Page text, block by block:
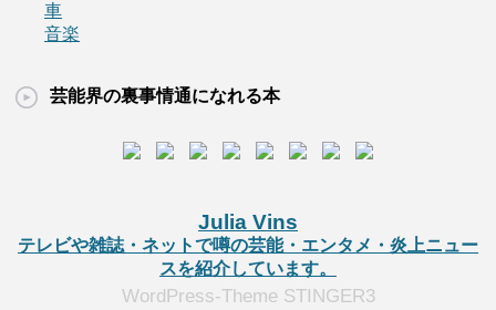
車
音楽
芸能界の裏事情通になれる本
Julia Vins
テレビや雑誌・ネットで噂の芸能・エンタメ・炎上ニュー
スを紹介しています。
WordPress-Theme STINGER3